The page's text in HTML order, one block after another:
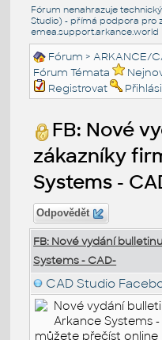
Fórum nenahrazuje
Studio) - přímá podpora pro
emea.support.arkance.world
Fórum >ARKANCE/
Fórum Témata
Registrovat
FB: Nové
zákazníky
Systems -
Odpovědět
FB: Nové vydání
Systems - CAD-
CAD Studio
Nové vydání
Arkance Systems
můžete přečíst